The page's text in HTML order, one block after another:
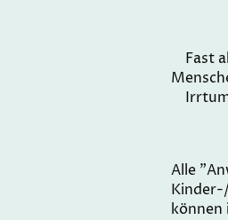
Fast
Alle
können